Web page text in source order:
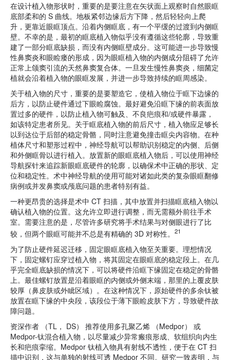
在设计植入物形状时，重要的是要注意在矢状面上观察时自然眼眶
底部柔和的 S 曲线。地板紧邻边缘后方下降，然后轻轻向上爬
升，更靠近眼眶顶点。沿着内侧眶底，有一个平缓的过渡到内侧眶
壁。不幸的是，最初的眶底植入物似乎没有遵循这些轮廓，导致重
建了一部分眶底缺损，而没有内侧眶壁成分。这可能进一步导致慢
性鼻窦炎和眼睑瘘的形成，因为眼眶植入物的内侧成分阻碍了允许
正常上颌窦引流的天然鼻窦复合体。一旦发生慢性鼻窦炎，细菌定
植就会沿着植入物的眼眶发展，并进一步导致持续的眶周感染。
关于植入物的尺寸，重要的是要塑造它，使植入物位于眶下边缘的
后方，以防止硬件通过下眼睑腐蚀。最好避免沿眶下缘的前表面放
置过多的硬件，以防止植入物可触及、不良疤痕和/或硬件暴露，
如该特定患者所见。关于眶底植入物的前后尺寸，植入物应足够长
以到达位于后部的稳定骨骼，同时注意避免撞击眶尖内容物。在种
植体尺寸和塑形过程中，神经导航可以帮助识别稳定的内侧、后侧
和外侧眶骨以进行植入。放置新的眼眶底植入物后，可以使用神经
导航探针来追踪新眼眶底硬件的轮廓，以确保术中正确的形状、定
位和稳定性。术中神经导航的使用可能对诸如此类的复杂眼眶翻修
病例或并发鼻窦或颅底问题的患者特别有益。
一种更昂贵的选择是术中 CT 扫描，其中放置并扫描眶底植入物以
确认植入物的位置。这允许立即进行调整，而无需额外前往手术
室。需要注意的是，尽管许多研究将手术结果与对侧眼进行了比
较，但两个眼眶可能并不总是有精确的 3D 对称性。
21
为了防止硬件延迟迁移，固定眼眶底植入物至关重要。理想情况
下，固定螺钉应穿过植入物，将其固定在眼眶底的稳定段上。在几
乎完全眶底缺损的情况下，可以将硬件沿眶下缘固定在稳定的骨骼
上。最佳螺钉放置是沿着眼眶的内侧或外侧末端，那里的上覆皮肤
较厚（鼻皮肤或外眦区域）。在这种情况下，原始硬件的多余钛被
放置在眶下缘的中央段，该段位于薄下眼睑皮肤下方，导致硬件故
障问题。
资深作者 （TL， DS） 推荐使用多孔聚乙烯 （Medpor） 或
Medpor-钛混合植入物，以尽量减少异常瘢痕形成、软组织向内生
长和疤痕挛缩。Medpor 钛植入物具有射线不透性，便于在 CT 扫
描中识别，这与单独的射线可透 Medpor 不同。研究一致表明，与